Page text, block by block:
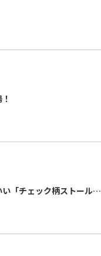
い「チェック柄ストール…